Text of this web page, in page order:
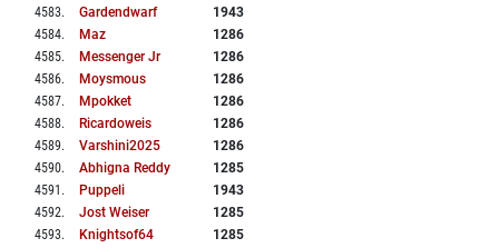
4583. Gardendwarf
1943
4584. Maz
1286
4585. Messenger Jr
1286
4586. Moysmous
1286
4587. Mpokket
1286
4588. Ricardoweis
1286
4589. Varshini2025
1286
4590. Abhigna Reddy
1285
4591 . Puppeli
1943
4592. Jost Weiser
1285
4593. Knightsof64
1285